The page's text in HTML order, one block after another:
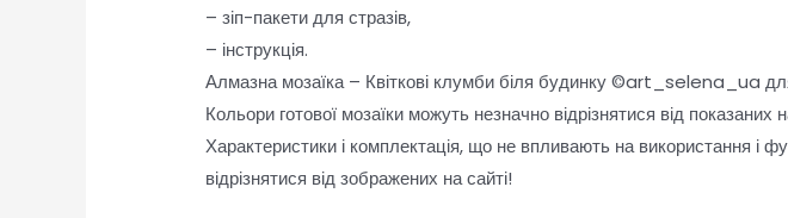
– зіп-пакети для стразів,
– інструкція.
Алмазна мозаїка – Квіткові клумби біля будинку ©art_selena_ua для
Кольори готової мозаїки можуть незначно відрізнятися від показаних
Характеристики і комплектація, що не впливають на використання і
відрізнятися від зображених на сайті!